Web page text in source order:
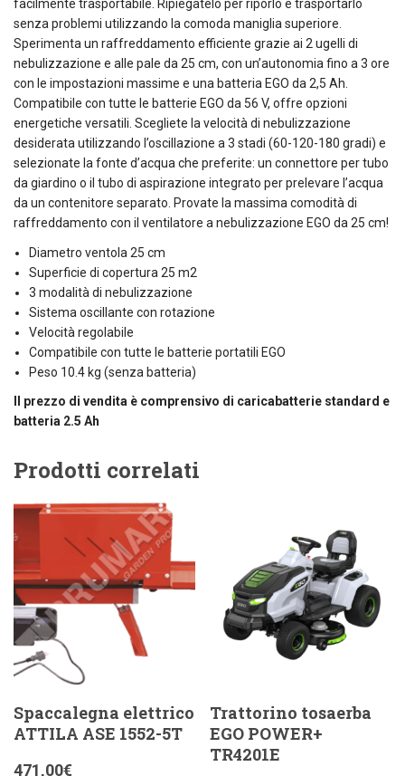
facilmente trasportabile. Ripiegatelo per riporlo e trasportarlo
senza problemi utilizzando la comoda maniglia superiore.
Sperimenta un raffreddamento efficiente grazie ai 2 ugelli di
nebulizzazione e alle pale da 25 cm, con un’autonomia fino a 3 ore
con le impostazioni massime e una batteria EGO da 2,5 Ah.
Compatibile con tutte le batterie EGO da 56 V, offre opzioni
energetiche versatili. Scegliete la velocità di nebulizzazione
desiderata utilizzando l’oscillazione a 3 stadi (60-120-180 gradi) e
selezionate la fonte d’acqua che preferite: un connettore per tubo
da giardino o il tubo di aspirazione integrato per prelevare l’acqua
da un contenitore separato. Provate la massima comodità di
raffreddamento con il ventilatore a nebulizzazione EGO da 25 cm!
Diametro ventola 25 cm
Superficie di copertura 25 m2
3 modalità di nebulizzazione
Sistema oscillante con rotazione
Velocità regolabile
Compatibile con tutte le batterie portatili EGO
Peso 10.4 kg (senza batteria)
Il prezzo di vendita è comprensivo di caricabatterie standard e
batteria 2.5 Ah
Prodotti correlati
Spaccalegna elettrico
ATTILA ASE 1552-5T
471,00€
Trattorino tosaerba
EGO POWER+
TR4201E